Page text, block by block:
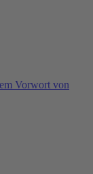
Vorwort von